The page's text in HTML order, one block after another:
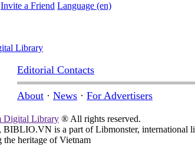
Invite a Friend Language (en)
Library
Editorial Contacts
About · News · For Advertisers
Digital Library ® All rights reserved.
BIBLIO.VN is a part of Libmonster, international
the heritage of Vietnam